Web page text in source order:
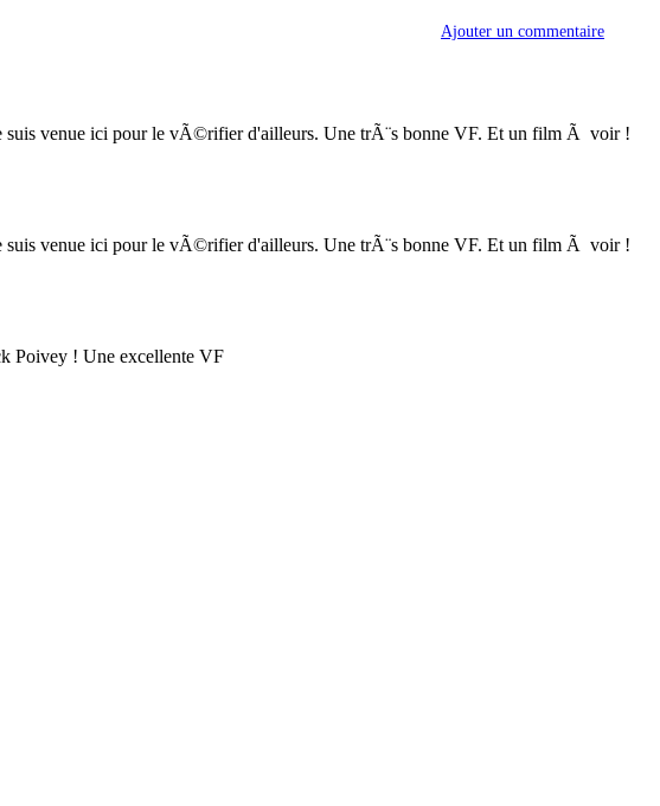
Ajouter un commentaire
suis venue ici pour le vÃ©rifier d'ailleurs. Une trÃ¨s bonne VF. Et un film Ã voir !
suis venue ici pour le vÃ©rifier d'ailleurs. Une trÃ¨s bonne VF. Et un film Ã voir !
Poivey ! Une excellente VF